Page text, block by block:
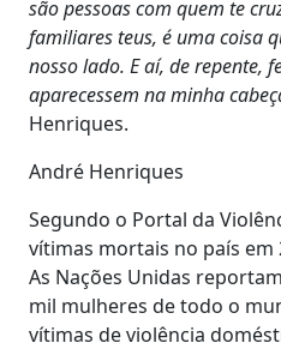
são pessoas com quem te
familiares teus, é uma coisa
nosso lado. E aí, de repente,
aparecessem na minha
Henriques.
André Henriques
Segundo o Portal da
vítimas mortais no país em
As Nações Unidas
mil mulheres de todo o
vítimas de violência